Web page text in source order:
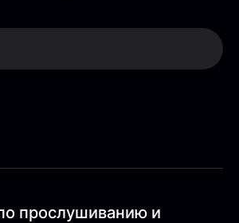
прослушиванию и